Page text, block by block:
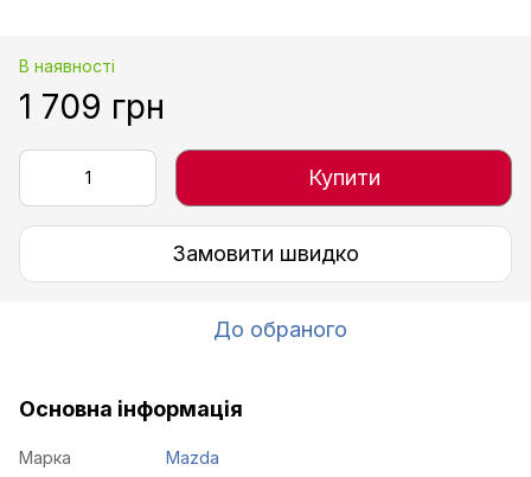
В наявності
1 709 грн
Купити
Замовити швидко
До обраного
Основна інформація
Марка
Mazda